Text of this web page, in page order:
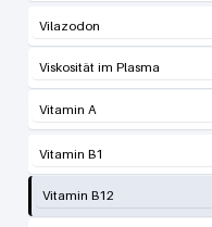
Vilazodon
Viskosität im Plasma
Vitamin A
Vitamin B1
Vitamin B12